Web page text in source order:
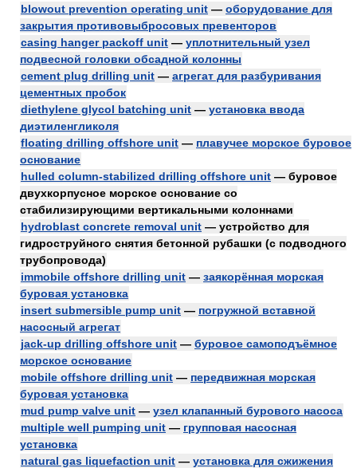
blowout prevention operating unit — оборудование для
закрытия противовыбросовых превенторов
casing hanger packoff unit — уплотнительный узел
подвесной головки обсадной колонны
cement plug drilling unit — агрегат для разбуривания
цементных пробок
diethylene glycol batching unit — установка ввода
диэтиленгликоля
floating drilling offshore unit — плавучее морское буровое
основание
hulled column-stabilized drilling offshore unit — буровое
двухкорпусное морское основание со
стабилизирующими вертикальными колоннами
hydroblast concrete removal unit — устройство для
гидроструйного снятия бетонной рубашки (с подводного
трубопровода)
immobile offshore drilling unit — заякорённая морская
буровая установка
insert submersible pump unit — погружной вставной
насосный агрегат
jack-up drilling offshore unit — буровое самоподъёмное
морское основание
mobile offshore drilling unit — передвижная морская
буровая установка
mud pump valve unit — узел клапанный бурового насоса
multiple well pumping unit — групповая насосная
установка
natural gas liquefaction unit — установка для сжижения